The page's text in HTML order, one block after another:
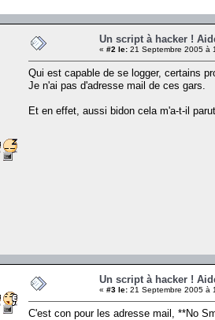
Un script à hacker !
« #2 le: 21 Septembre 2005 à
Qui est capable de se logger, certains
Je n'ai pas d'adresse mail de ces gars.
Et en effet, aussi bidon cela m'a-t-il
Un script à hacker !
« #3 le: 21 Septembre 2005 à
C'est con pour les adresse mail, **No